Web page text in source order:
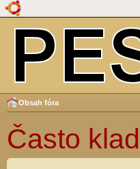
Obsah fóra
Často